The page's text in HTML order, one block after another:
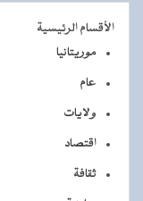
الأقسام الرئيسية
موريتانيا
عام
ولايات
اقتصاد
ثقافة